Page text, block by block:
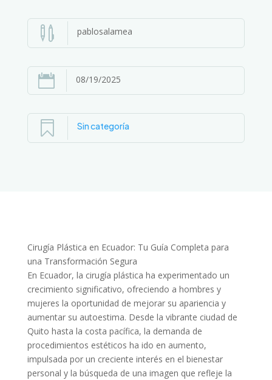
 pablosalamea
 08/19/2025
 Sin categoría
Cirugía Plástica en Ecuador: Tu Guía Completa para
una Transformación Segura
En Ecuador, la cirugía plástica ha experimentado un
crecimiento significativo, ofreciendo a hombres y
mujeres la oportunidad de mejorar su apariencia y
aumentar su autoestima. Desde la vibrante ciudad de
Quito hasta la costa pacífica, la demanda de
procedimientos estéticos ha ido en aumento,
impulsada por un creciente interés en el bienestar
personal y la búsqueda de una imagen que refleje la